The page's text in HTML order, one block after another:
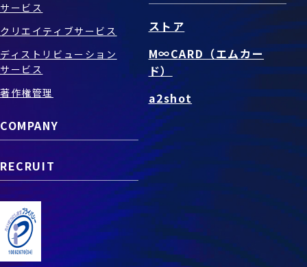
サービス
クリエイティブサービス
ディストリビューション
サービス
著作権管理
COMPANY
RECRUIT
ストア
M∞CARD（エムカー
ド）
a2shot